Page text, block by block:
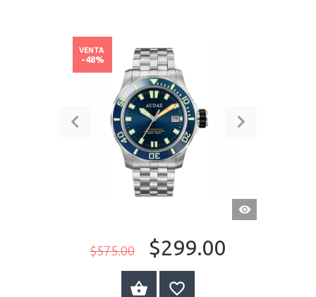
VISTA
RÁPIDA
$575.00 $299.00
VENTA
-48%
COMPRAR AHORA